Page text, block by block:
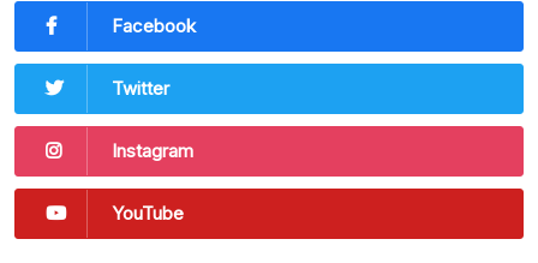
Facebook
Twitter
Instagram
YouTube